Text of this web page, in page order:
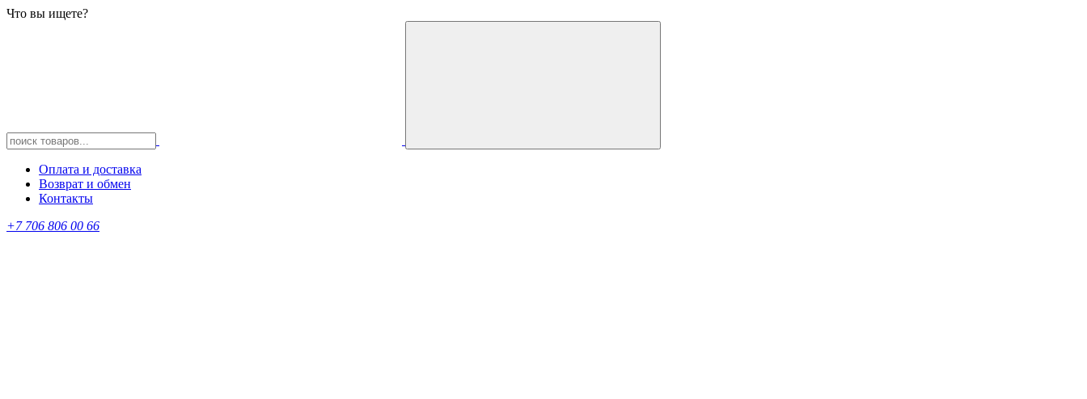
Что вы ищете?
Оплата и доставка
Возврат и обмен
Контакты
+7 706 806 00 66